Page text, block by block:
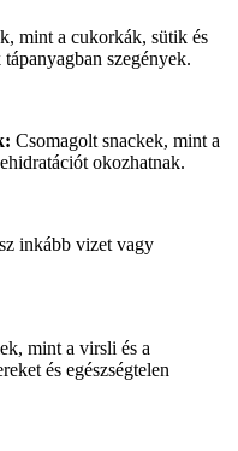
mint a cukorkák, sütik és
szegények.
Csomagolt snackek, mint a
okozhatnak.
inkább vizet vagy
mint a virsli és a
és egészségtelen